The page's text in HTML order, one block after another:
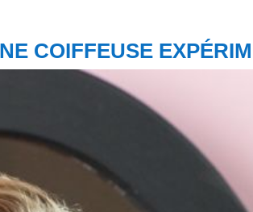
COIFFEUSE